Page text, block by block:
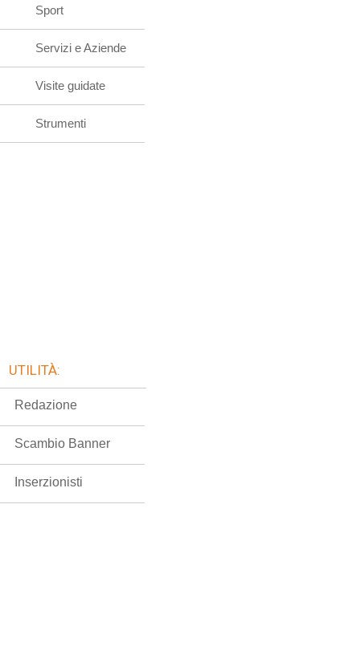
Sport
Servizi e Aziende
Visite guidate
Strumenti
UTILITÀ:
Redazione
Scambio Banner
Inserzionisti